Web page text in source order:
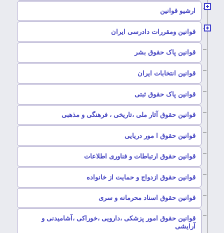
ارشیو قوانین
قوانین ومقررات دادرسی ایران
قوانین پاک حقوق بشر
قوانین انتخابات ایران
قوانین پاک حقوق ثبتی
قوانین حقوق آثار ملی ،تاریخی ، فرهنگی و مذهبی
قوانین حقوق ا مور دریایی
قوانین حقوق ارتباطات و فناوری اطلاعات
قوانین حقوق ازدواج و حمایت از خانواده
قوانین حقوق اسناد محرمانه و سری
قوانین حقوق امور پزشکی ،دارویی ،خوراکی ،آشامیدنی و
آرایشی